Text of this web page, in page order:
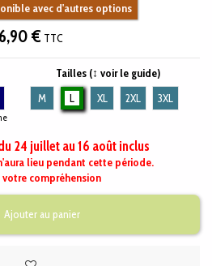
avec d'autres options
6,90 € TTC
Tailles (↕ voir le guide)
M
L XL 2XL 3XL
24 juillet au 16 août inclus
lieu pendant cette période.
votre compréhension
Ajouter au panier